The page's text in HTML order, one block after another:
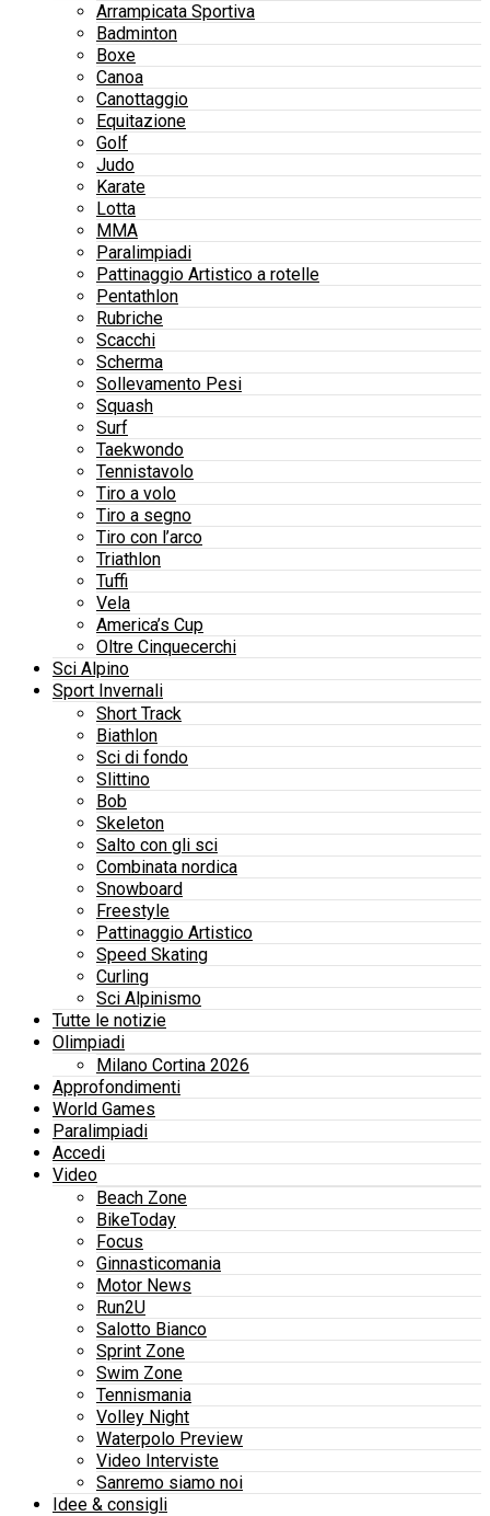
Arrampicata Sportiva
Badminton
Boxe
Canoa
Canottaggio
Equitazione
Golf
Judo
Karate
Lotta
MMA
Paralimpiadi
Pattinaggio Artistico a rotelle
Pentathlon
Rubriche
Scacchi
Scherma
Sollevamento Pesi
Squash
Surf
Taekwondo
Tennistavolo
Tiro a volo
Tiro a segno
Tiro con l’arco
Triathlon
Tuffi
Vela
America’s Cup
Oltre Cinquecerchi
Sci Alpino
Sport Invernali
Short Track
Biathlon
Sci di fondo
Slittino
Bob
Skeleton
Salto con gli sci
Combinata nordica
Snowboard
Freestyle
Pattinaggio Artistico
Speed Skating
Curling
Sci Alpinismo
Tutte le notizie
Olimpiadi
Milano Cortina 2026
Approfondimenti
World Games
Paralimpiadi
Accedi
Video
Beach Zone
BikeToday
Focus
Ginnasticomania
Motor News
Run2U
Salotto Bianco
Sprint Zone
Swim Zone
Tennismania
Volley Night
Waterpolo Preview
Video Interviste
Sanremo siamo noi
Idee & consigli